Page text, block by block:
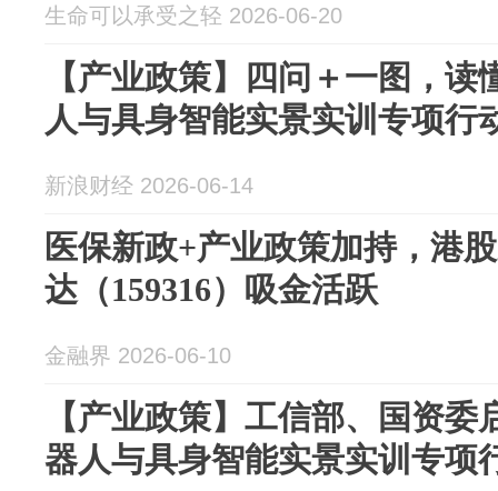
生命可以承受之轻 2026-06-20
【产业政策】四问＋一图，读
人与具身智能实景实训专项行
新浪财经 2026-06-14
医保新政+产业政策加持，港
达（159316）吸金活跃
金融界 2026-06-10
【产业政策】工信部、国资委
器人与具身智能实景实训专项